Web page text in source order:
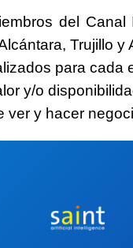
del Canal
Trujillo y
para cada
y/o
ver y hacer